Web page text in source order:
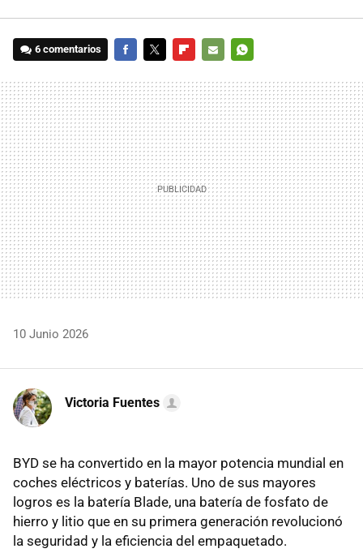
6 comentarios
MAIL
10 Junio 2026
Victoria Fuentes
BYD se ha convertido en la mayor potencia mundial en
coches eléctricos y baterías. Uno de sus mayores
logros es la batería Blade, una batería de fosfato de
hierro y litio que en su primera generación revolucionó
la seguridad y la eficiencia del empaquetado.